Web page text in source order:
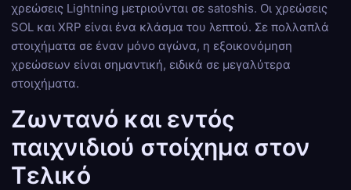
χρεώσεις Lightning μετριούνται σε satoshis. Οι χρεώσεις
SOL και XRP είναι ένα κλάσμα του λεπτού. Σε πολλαπλά
στοιχήματα σε έναν μόνο αγώνα, η εξοικονόμηση
χρεώσεων είναι σημαντική, ειδικά σε μεγαλύτερα
στοιχήματα.
Ζωντανό και εντός
παιχνιδιού στοίχημα στον
Τελικό